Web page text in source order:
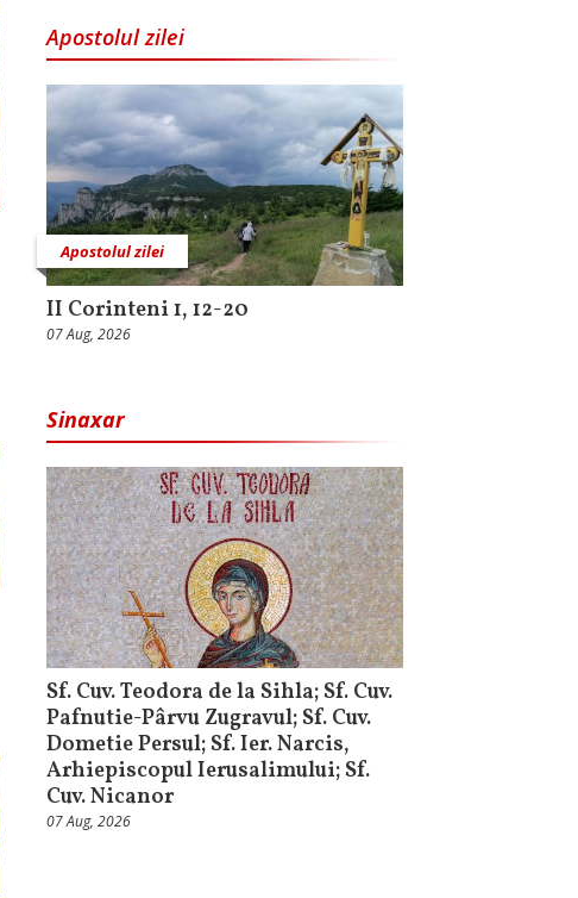
Apostolul zilei
Apostolul zilei
II Corinteni 1, 12-20
07 Aug, 2026
Sinaxar
Sf. Cuv. Teodora de la Sihla; Sf. Cuv.
Pafnutie-Pârvu Zugravul; Sf. Cuv.
Dometie Persul; Sf. Ier. Narcis,
Arhiepiscopul Ierusalimului; Sf.
Cuv. Nicanor
07 Aug, 2026